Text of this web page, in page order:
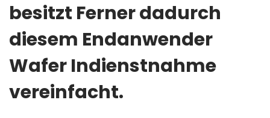
besitzt Ferner dadurch
diesem Endanwender
Wafer Indienstnahme
vereinfacht.